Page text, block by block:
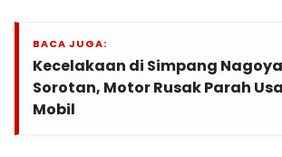
BACA JUGA:
Kecelakaan di Simpang
Sorotan, Motor Rusak Parah
Mobil